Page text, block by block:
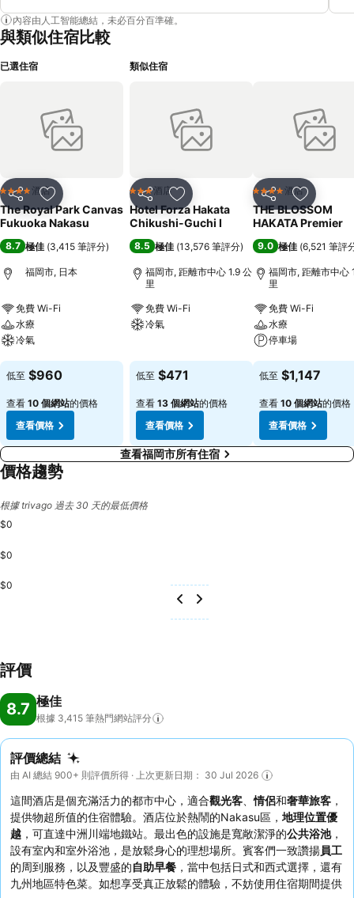
內容由人工智能總結，未必百分百準確。
與類似住宿比較
已選住宿
分享 放到收藏夾
4 星級 酒店
The Royal Park Canvas
Fukuoka Nakasu
8.7 極佳 (3,415 筆評分)
福岡市, 日本
免費 Wi-Fi
水療
冷氣
查看價格
低至 $960
查看 10 個網站的價格
查看價格
類似住宿
分享 放到收藏夾
3 星級酒店
Hotel Forza Hakata
Chikushi-Guchi Ⅰ
8.5 極佳 (13,576 筆評分)
福岡市, 距離市中心 1.9 公
里
免費 Wi-Fi
冷氣
低至 $471
查看 13 個網站的價格
查看價格
分享 放到收藏
4 星級 酒店
THE BLOSSOM
HAKATA Premier
9.0 極佳 (6,521 筆評
福岡市, 距離市中心
里
免費 Wi-Fi
水療
停車場
查看價格
低至 $1,147
查看 10 個網站的價格
查看價格
查看福岡市所有住宿
價格趨勢
根據 trivago 過去 30 天的最低價格
$0
$0
$0
評價
8.7 極佳
根據 3,415 筆熱門網站評分
評價總結
由 AI 總結 900+ 則評價所得 · 上次更新日期： 30 Jul 2026
這間酒店是個充滿活力的都市中心，適合觀光客 、情侶和奢華旅客 ，
提供物超所值的住宿體驗。酒店位於熱鬧的Nakasu區， 地理位置優
越 ，可直達中洲川端地鐵站。最出色的設施是寬敞潔淨的公共浴池，
設有室內和室外浴池，是放鬆身心的理想場所。賓客們一致讚揚員工
的周到服務，以及豐盛的自助早餐 ，當中包括日式和西式選擇，還有
九州地區特色菜。如想享受真正放鬆的體驗，不妨使用住宿期間提供